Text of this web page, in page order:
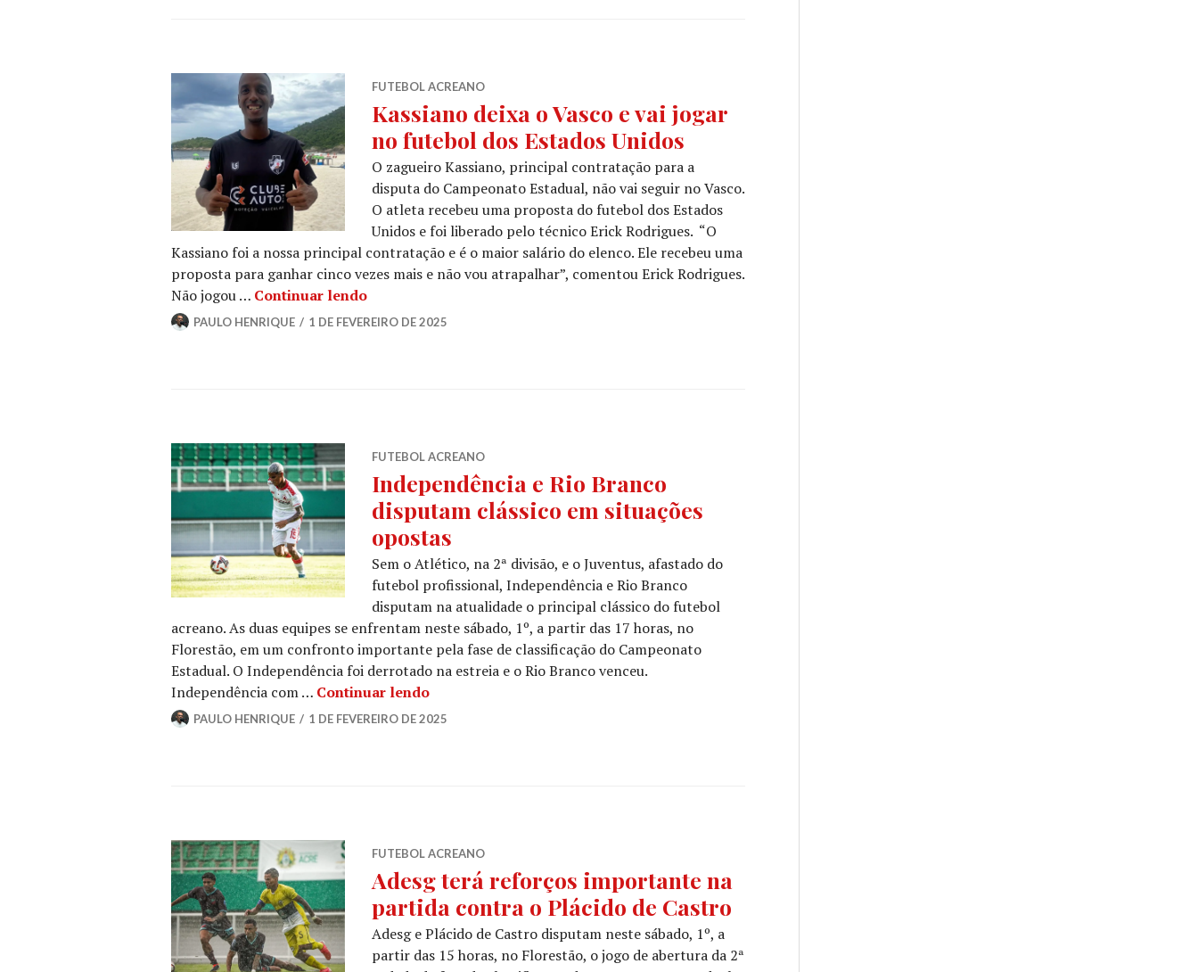
FUTEBOL ACREANO
Kassiano deixa o Vasco e vai jogar
no futebol dos Estados Unidos
O zagueiro Kassiano, principal contratação para a
disputa do Campeonato Estadual, não vai seguir no Vasco.
O atleta recebeu uma proposta do futebol dos Estados
Unidos e foi liberado pelo técnico Erick Rodrigues. “O
Kassiano foi a nossa principal contratação e é o maior salário do elenco. Ele recebeu uma
proposta para ganhar cinco vezes mais e não vou atrapalhar”, comentou Erick Rodrigues.
Não jogou … Continuar lendo
PAULO HENRIQUE 1 DE FEVEREIRO DE 2025
FUTEBOL ACREANO
Independência e Rio Branco
disputam clássico em situações
opostas
Sem o Atlético, na 2ª divisão, e o Juventus, afastado do
futebol profissional, Independência e Rio Branco
disputam na atualidade o principal clássico do futebol
acreano. As duas equipes se enfrentam neste sábado, 1º, a partir das 17 horas, no
Florestão, em um confronto importante pela fase de classificação do Campeonato
Estadual. O Independência foi derrotado na estreia e o Rio Branco venceu.
Independência com … Continuar lendo
PAULO HENRIQUE 1 DE FEVEREIRO DE 2025
FUTEBOL ACREANO
Adesg terá reforços importante na
partida contra o Plácido de Castro
Adesg e Plácido de Castro disputam neste sábado, 1º, a
partir das 15 horas, no Florestão, o jogo de abertura da 2ª